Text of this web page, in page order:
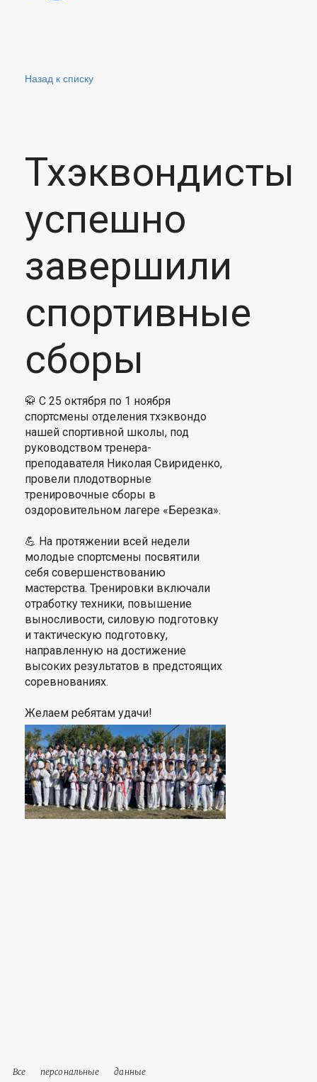
Назад к списку
Тхэквондисты
успешно
завершили
спортивные
сборы
🥋 С 25 октября по 1 ноября
спортсмены отделения тхэквондо
нашей спортивной школы, под
руководством тренера-
преподавателя Николая Свириденко,
провели плодотворные
тренировочные сборы в
оздоровительном лагере «Березка».
💪 На протяжении всей недели
молодые спортсмены посвятили
себя совершенствованию
мастерства. Тренировки включали
отработку техники, повышение
выносливости, силовую подготовку
и тактическую подготовку,
направленную на достижение
высоких результатов в предстоящих
соревнованиях.
Желаем ребятам удачи!
Все персональные данные